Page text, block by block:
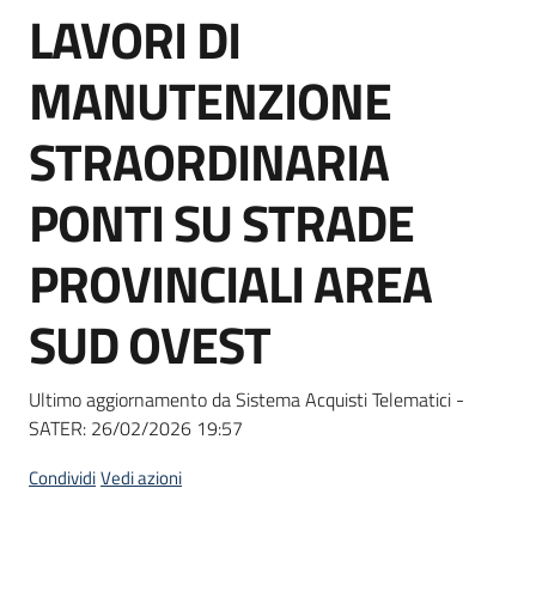
Bandi
e
di
Supporto
Piattaforme
telematiche
Salta al contenuto
LAVORI DI
MANUTENZIONE
STRAORDINARIA
PONTI SU STRADE
PROVINCIALI AREA
SUD OVEST
Ultimo aggiornamento da Sistema Acquisti Telematici -
SATER: 26/02/2026 19:57
CondividiVedi azioni